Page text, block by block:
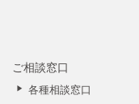
ご相談窓口
各種相談窓口